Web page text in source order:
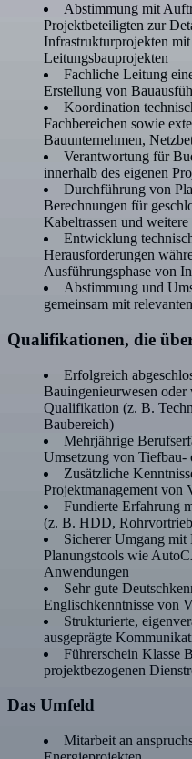
Abstimmung mit
Projektbeteiligten zur
Infrastrukturprojekten
Leitungsbauprojekten
Fachliche Leitung
Erstellung von
Koordination
Fachbereichen sowie
Bauunternehmen,
Verantwortung für
innerhalb des eigenen
Durchführung von
Berechnungen für
Kabeltrassen und
Entwicklung
Herausforderungen
Ausführungsphase von
Abstimmung und
gemeinsam mit
Qualifikationen, die
Erfolgreich
Bauingenieurwesen oder
Qualifikation (z. B.
Baubereich)
Mehrjährige
Umsetzung von Tiefbau-
Zusätzliche
Projektmanagement von
Fundierte Erfahrung
(z. B. HDD,
Sicherer Umgang
Planungstools wie
Anwendungen
Sehr gute
Englischkenntnisse von
Strukturierte,
ausgeprägte
Führerschein Klasse
projektbezogenen
Das Umfeld
Mitarbeit an